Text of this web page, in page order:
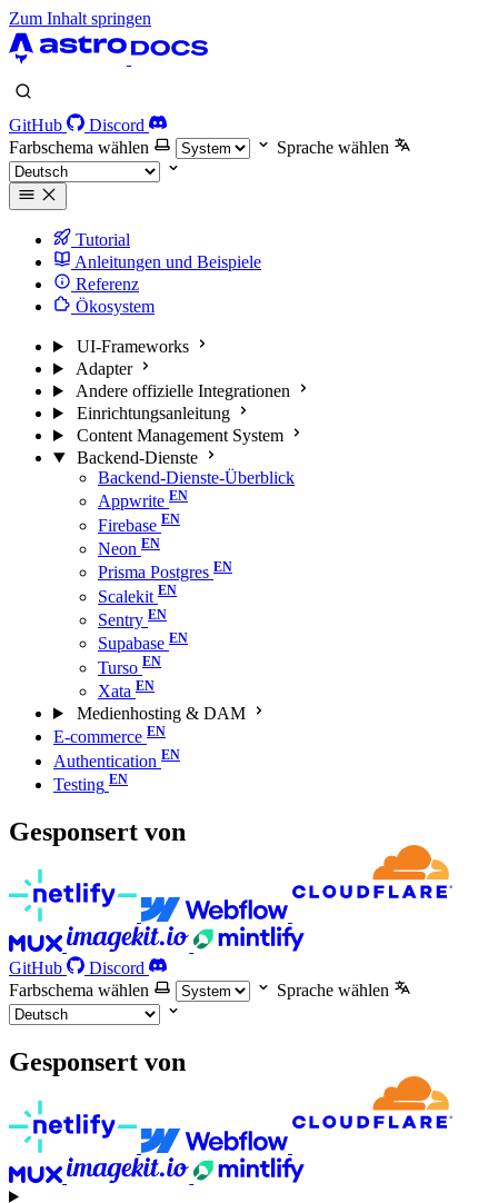
Zum Inhalt springen
GitHub
Discord
Farbschema wählen
Sprache wählen
Tutorial
Anleitungen und Beispiele
Referenz
Ökosystem
UI-Frameworks
Adapter
Andere offizielle Integrationen
Einrichtungsanleitung
Content Management System
Backend-Dienste
Backend-Dienste-Überblick
Appwrite
Firebase
Neon
Prisma Postgres
Scalekit
Sentry
Supabase
Turso
Xata
Medienhosting & DAM
E-commerce
Authentication
Testing
Gesponsert von
GitHub
Discord
Farbschema wählen
Sprache wählen
Gesponsert von